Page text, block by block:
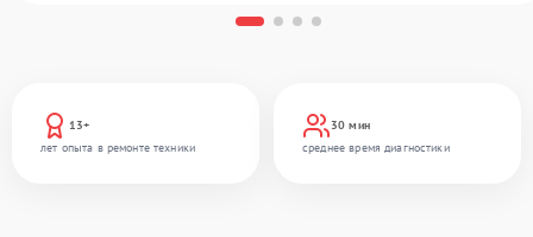
13+
лет опыта в ремонте техники
30 мин
среднее время диагностики